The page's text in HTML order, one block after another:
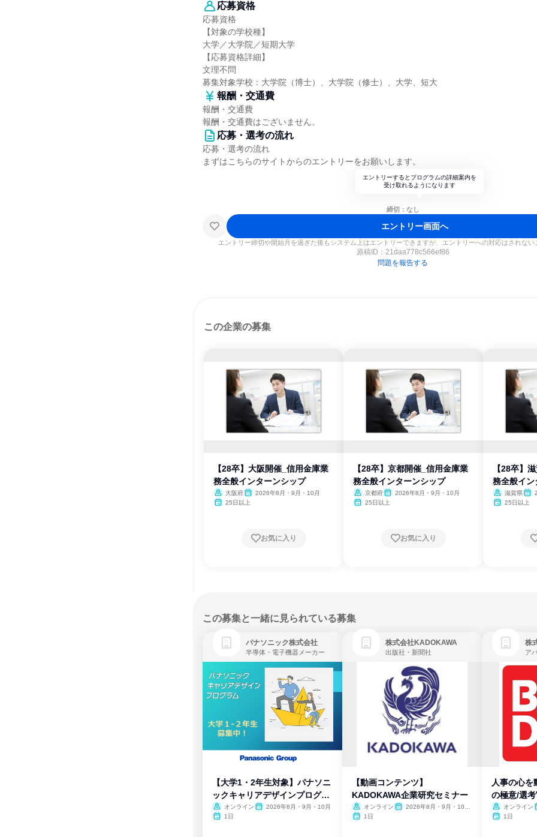
応募資格
応募資格
【対象の学校種】
大学／大学院／短期大学
【応募資格詳細】
文理不問
募集対象学校：大学院（博士）、大学院（修士）、大学、短大
報酬・交通費
報酬・交通費
報酬・交通費はございません。
応募・選考の流れ
応募・選考の流れ
まずはこちらのサイトからのエントリーをお願いします。
エントリーするとプログラムの詳細案内を
受け取れるようになります
締切：なし
エントリー画面へ
エントリー締切や開始月を過ぎた後もシステム上はエントリーできますが、エントリーへの対応はされない
原稿ID： 21daa778c566ef86
問題を報告する
この企業の募集
【28卒】大阪開催_信用金庫業
務全般インターンシップ
大阪府
2026年8月・9月・10月
25日以上
お気に入り
【28卒】京都開催_信用金庫業
務全般インターンシップ
京都府
2026年8月・9月・10月
25日以上
お気に入り
【28卒】
務全般イン
滋賀県
25日以上
この募集と一緒に見られている募集
パナソニック株式会社
半導体・電子機器メーカー
【大学1・2年生対象】パナソニ
ックキャリアデザインプログラ
ム
オンライン
2026年8月・9月・10月
1日
株式会社KADOKAWA
出版社・新聞社
【動画コンテンツ】
KADOKAWA企業研究セミナー
オンライン
2026年8月・9月・10
1日
株
人事の心を
の極意/選
開
オンライン
1日